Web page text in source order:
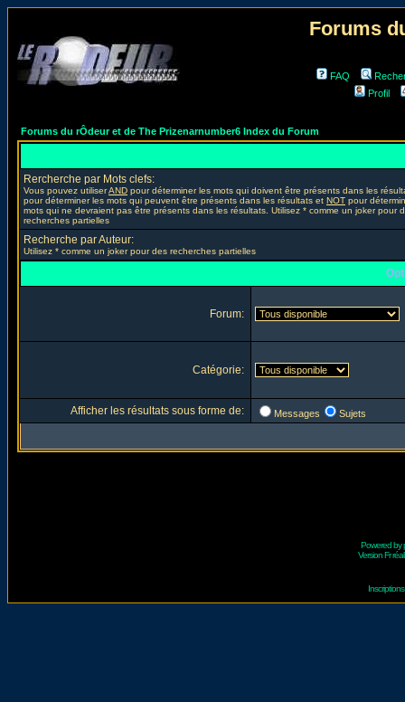
Forums
FAQ
Profil
Forums du rÔdeur et de The Prizenarnumber6 Index du Forum
Rercherche par Mots clefs:
Vous pouvez utiliserAND pour déterminer les mots qui doivent être présents dans les
pour déterminer les mots qui peuvent être présents dans les résultats et NOT pour
mots qui ne devraient pas être présents dans les résultats. Utilisez * comme un joker pour
recherches partielles
Recherche par Auteur:
Utilisez * comme un joker pour des recherches partielles
Forum:
Catégorie:
Afficher les résultats sous forme de: Messages Sujets
Powered by
Version Fr